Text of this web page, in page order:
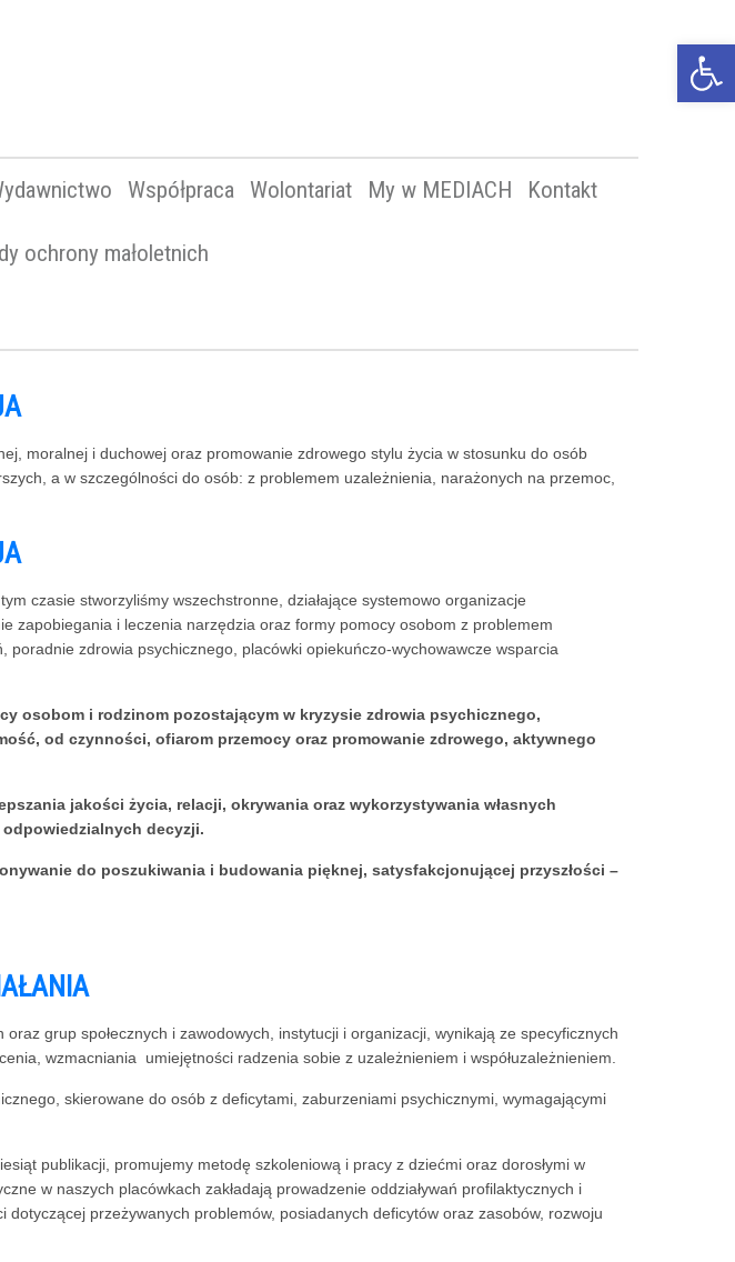
Współpraca Wolontariat My w MEDIACH Kontakt
ochrony małoletnich
moralnej i duchowej oraz promowanie zdrowego stylu życia w stosunku do osób
a w szczególności do osób: z problemem uzależnienia, narażonych na przemoc,
czasie stworzyliśmy wszechstronne, działające systemowo organizacje
zapobiegania i leczenia narzędzia oraz formy pomocy osobom z problemem
zdrowia psychicznego, placówki opiekuńczo-wychowawcze wsparcia
osobom i rodzinom pozostającym w kryzysie zdrowia psychicznego,
od czynności, ofiarom przemocy oraz promowanie zdrowego, aktywnego
jakości życia, relacji, okrywania oraz wykorzystywania własnych
decyzji.
do poszukiwania i budowania pięknej, satysfakcjonującej przyszłości –
grup społecznych i zawodowych, instytucji i organizacji, wynikają ze specyficznych
wzmacniania umiejętności radzenia sobie z uzależnieniem i współuzależnieniem.
skierowane do osób z deficytami, zaburzeniami psychicznymi, wymagającymi
publikacji, promujemy metodę szkoleniową i pracy z dziećmi oraz dorosłymi w
w naszych placówkach zakładają prowadzenie oddziaływań profilaktycznych i
przeżywanych problemów, posiadanych deficytów oraz zasobów, rozwoju